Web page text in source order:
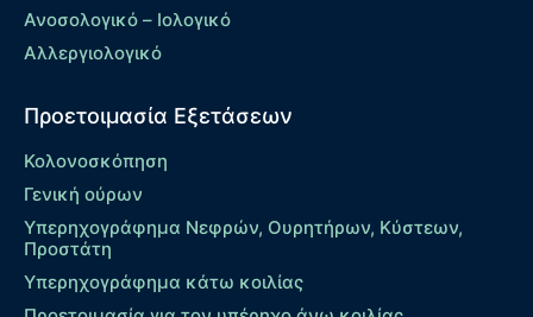
Ανοσολογικό – Ιολογικό
Αλλεργιολογικό
Προετοιμασία Εξετάσεων
Κολονοσκόπηση
Γενική ούρων
Υπερηχογράφημα Νεφρών, Ουρητήρων, Κύστεων,
Προστάτη
Υπερηχογράφημα κάτω κοιλίας